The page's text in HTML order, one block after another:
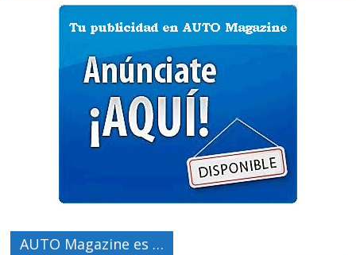
AUTO Magazine es …